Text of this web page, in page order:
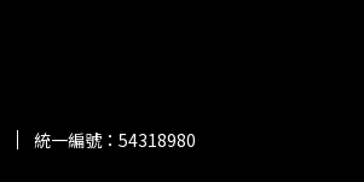
統一編號：54318980